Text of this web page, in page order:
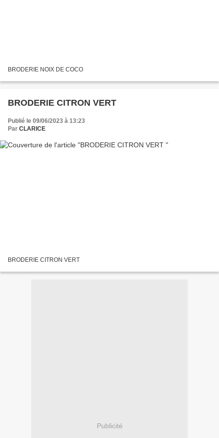
BRODERIE NOIX DE COCO
BRODERIE CITRON VERT
Publié le 09/06/2023 à 13:23
Par CLARICE
BRODERIE CITRON VERT
Publicité